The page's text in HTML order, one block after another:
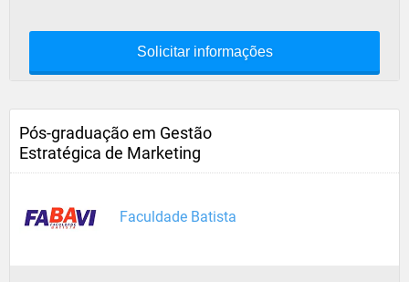
Solicitar informações
Pós-graduação em Gestão
Estratégica de Marketing
Faculdade Batista